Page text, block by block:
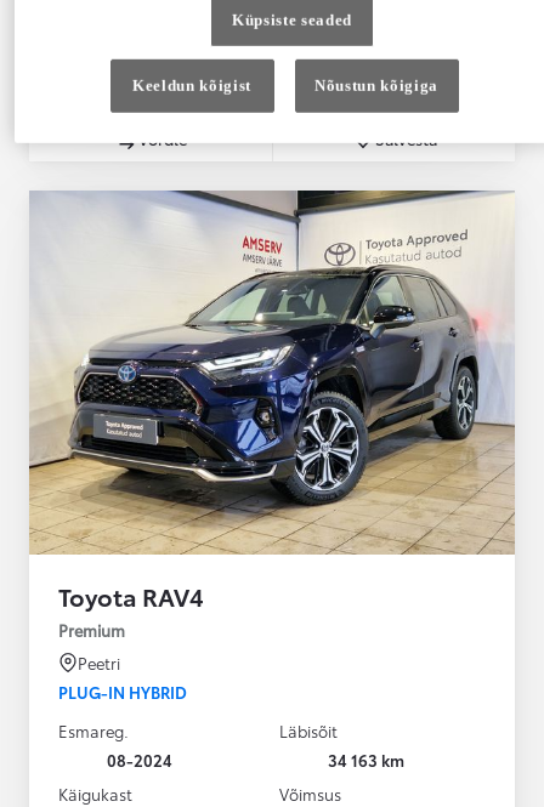
EURIBOR (3 kuu euribor2026-06-15 seisuga):
Võta ühendust
Võrdle Salvesta
Toyota RAV4
Premium
Peetri
PLUG-IN HYBRID
Esmareg.
08-2024
Läbisõit
34 163 km
Käigukast
Võimsus
Küpsiste seaded
Keeldun kõigist Nõustun kõigiga